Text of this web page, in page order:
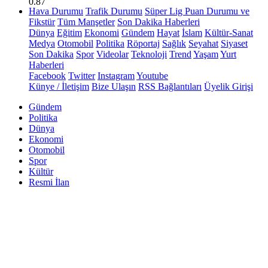
Hava Durumu Trafik Durumu Süper Lig Puan Durumu ve
Fikstür Tüm Manşetler Son Dakika Haberleri
Dünya Eğitim Ekonomi Gündem Hayat İslam Kültür-Sanat
Medya Otomobil Politika Röportaj Sağlık Seyahat Siyaset
Son Dakika Spor Videolar Teknoloji Trend YaşamYurt
Haberleri
Facebook Twitter InstagramYoutube
Künye / İletişim Bize Ulaşın RSS Bağlantıları Üyelik Girişi
Gündem
Politika
Dünya
Ekonomi
Otomobil
Spor
Kültür
Resmi İlan